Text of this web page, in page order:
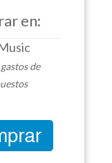
en:
de